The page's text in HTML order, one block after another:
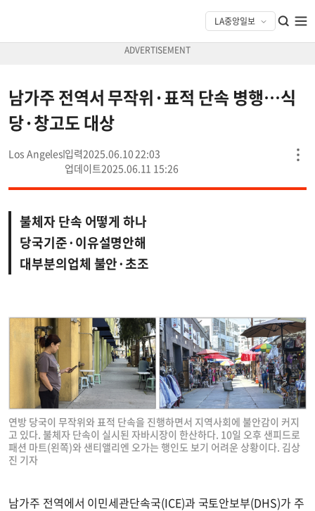
남가주 전역서 무작위·표적 단속 병행…식
당·창고도 대상
Los Angeles
2025.06.10 22:03
2025.06.11 15:26
불체자 단속 어떻게 하나
당국기준·이유설명안해
대부분의업체 불안·초조
연방 당국이 무작위와 표적 단속을 진행하면서 지역사회에 불안감이 커지
고 있다. 불체자 단속이 실시된 자바시장이 한산하다. 10일 오후 샌피드로
패션 마트(왼쪽)와 샌티앨리엔 오가는 행인도 보기 어려운 상황이다. 김상
진 기자
남가주 전역에서 이민세관단속국(ICE)과 국토안보부(DHS)가 주